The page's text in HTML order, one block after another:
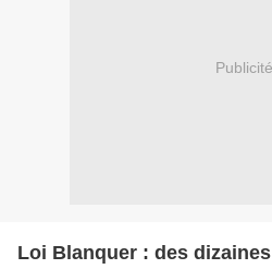
Publicité
Loi Blanquer : des